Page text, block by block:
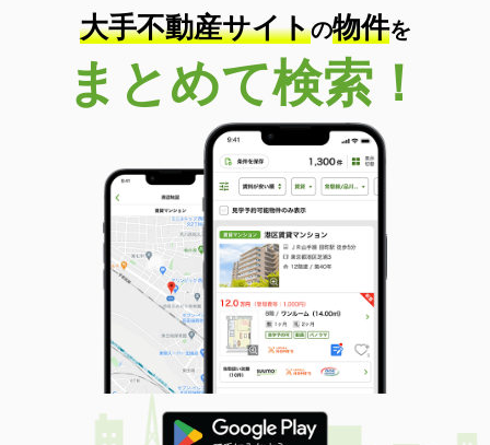
大手不動産サイトの物件を
まとめて検索！